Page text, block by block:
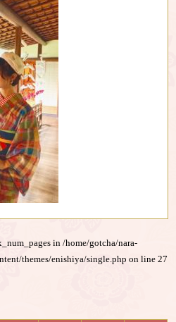
in/home/gotcha/nara-
themes/enishiya/single.php on line27